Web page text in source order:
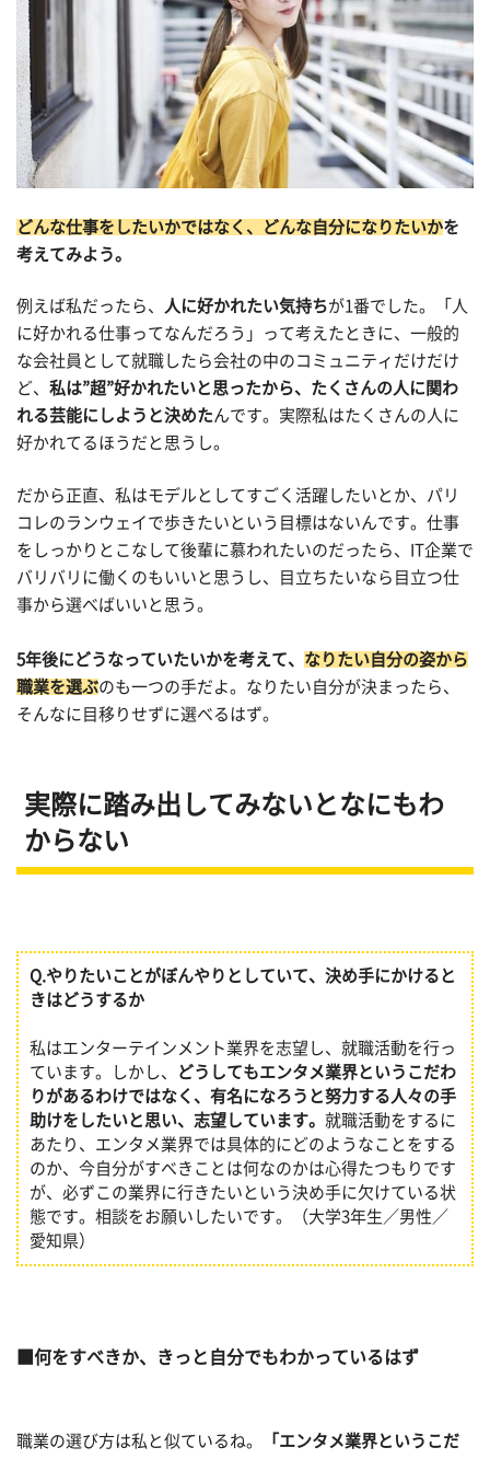
どんな仕事をしたいかではなく、どんな自分になりたいかを
考えてみよう。
例えば私だったら、 人に好かれたい気持ちが1番でした。「人
に好かれる仕事ってなんだろう」って考えたときに、一般的
な会社員として就職したら会社の中のコミュニティだけだけ
ど、 私は”超”好かれたいと思ったから、たくさんの人に関わ
れる芸能にしようと決めた んです。実際私はたくさんの人に
好かれてるほうだと思うし。
だから正直、私はモデルとしてすごく活躍したいとか、パリ
コレのランウェイで歩きたいという目標はないんです。仕事
をしっかりとこなして後輩に慕われたいのだったら、IT企業で
バリバリに働くのもいいと思うし、目立ちたいなら目立つ仕
事から選べばいいと思う。
5年後にどうなっていたいかを考えて、 なりたい自分の姿から
職業を選ぶのも一つの手だよ。なりたい自分が決まったら、
そんなに目移りせずに選べるはず。
実際に踏み出してみないとなにもわ
からない
Q.やりたいことがぼんやりとしていて、決め手にかけると
きはどうするか
私はエンターテインメント業界を志望し、就職活動を行っ
ています。しかし、
どうしてもエンタメ業界というこだわ
りがあるわけではなく、有名になろうと努力する人々の手
助けをしたいと思い、志望しています。 就職活動をするに
あたり、エンタメ業界では具体的にどのようなことをする
のか、今自分がすべきことは何なのかは心得たつもりです
が、必ずこの業界に行きたいという決め手に欠けている状
態です。相談をお願いしたいです。（大学3年生／男性／
愛知県）
何をすべきか、きっと自分でもわかっているはず
職業の選び方は私と似ているね。
「エンタメ業界というこだ